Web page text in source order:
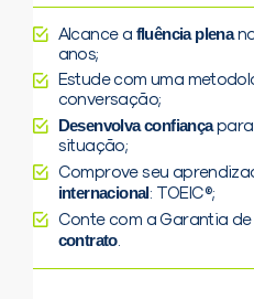
Alcance a fluência plena
anos;
Estude com uma
conversação;
Desenvolva confiançapara
situação;
Comprove seu
internacional: TOEIC®;
Conte com a Garantia
contrato.